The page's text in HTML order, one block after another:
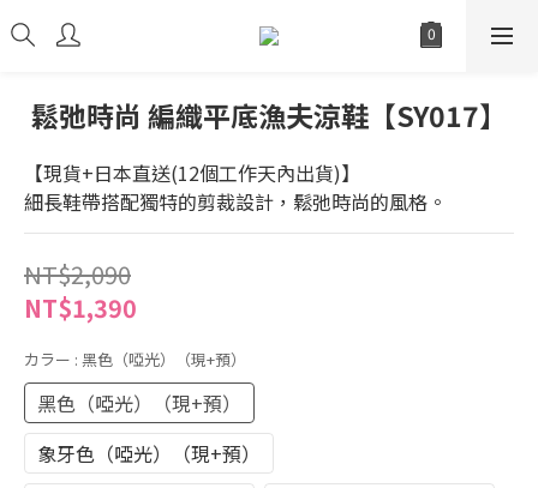
鬆弛時尚 編織平底漁夫涼鞋【SY017】
【現貨+日本直送(12個工作天內出貨)】
細長鞋帶搭配獨特的剪裁設計，鬆弛時尚的風格。
NT$2,090
NT$1,390
カラー : 黑色（啞光）（現+預）
黑色（啞光）（現+預）
象牙色（啞光）（現+預）